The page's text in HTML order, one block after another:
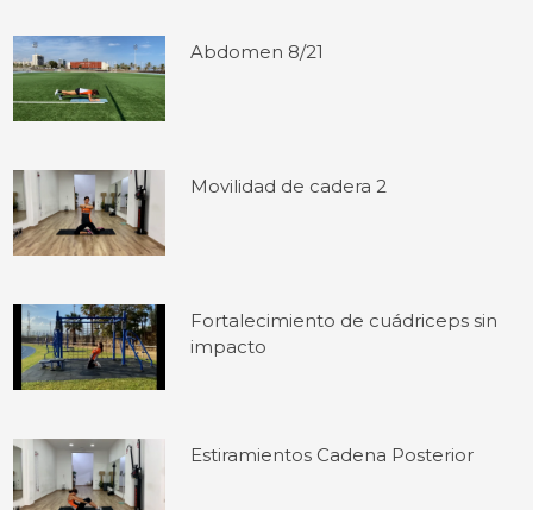
Abdomen 8/21
Movilidad de cadera 2
Fortalecimiento de cuádriceps sin
impacto
Estiramientos Cadena Posterior